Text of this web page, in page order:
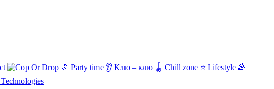
🎉 Party time 👂 Клю – клю 🪀 Chill zone ⭐ Lifestyle 🌈
Тechnologies